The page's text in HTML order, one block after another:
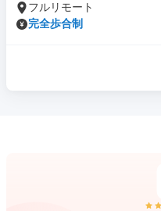
フルリモート
完全歩合制